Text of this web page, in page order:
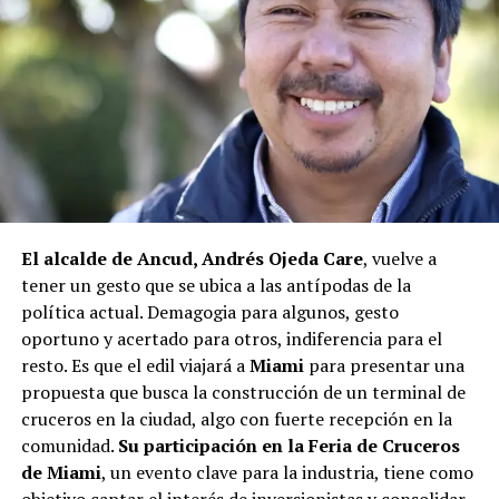
agregando que en su comuna tienen iniciativas
aprobadas que aún esperan financiamiento, como la
infraestructura del Club Deportivo Bernardo O’Higgins
y el cierre perimetral del Club Deportivo Aucar, obras
fundamentales para el desarrollo comunitario.
El alcalde de Quemchi, Javier Ugarte, expresó una
situación similar, señalando que en su comuna tienen
que hasta la fecha no han recibido respuesta clara sobre
si se entregarán los recursos.“Preocupa esta situación,
estos son proyectos que vienen trabajándose desde
hace tiempo y que hoy están en riesgo por la falta de
financiamiento”,declaró.
En la comuna deCuraco de Vélez, la alcaldesa Javiera
Yáñezindicó que históricamente la Subdere ha apoyado
a los municipios en diversos proyectos y que confía en
El alcalde de Ancud, Andrés Ojeda Care, vuelve a
tener un gesto que se ubica a las antípodas de la
política actual. Demagogia para algunos, gesto
oportuno y acertado para otros, indiferencia para el
resto. Es que el edil viajará aMiamipara presentar una
propuesta que busca la construcción de un terminal de
cruceros en la ciudad, algo con fuerte recepción en la
comunidad. Su participación en la Feria de Cruceros
de Miami, un evento clave para la industria, tiene como